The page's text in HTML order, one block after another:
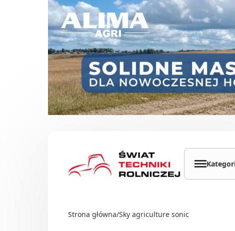
Przejdź do treści
Strona główna/Sky agriculture sonic